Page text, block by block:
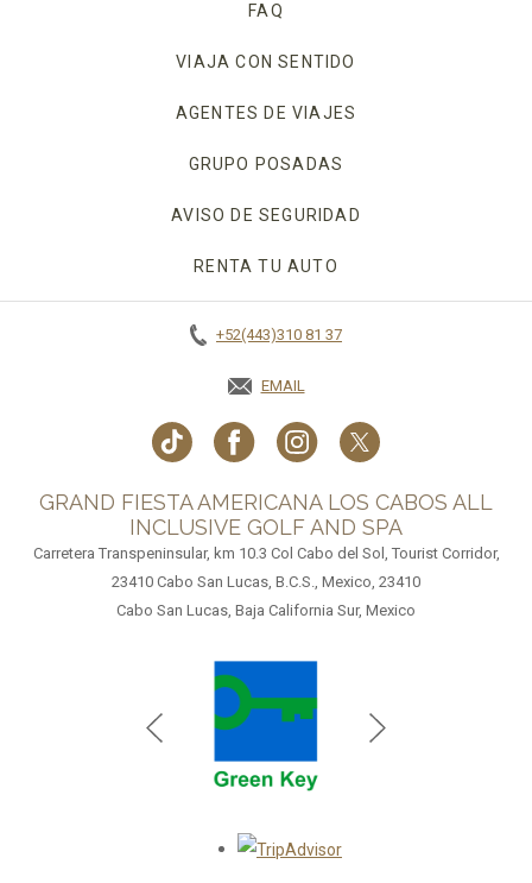
FAQ
VIAJA CON SENTIDO
AGENTES DE VIAJES
GRUPO POSADAS
AVISO DE SEGURIDAD
RENTA TU AUTO
+52(443)310 81 37
EMAIL
GRAND FIESTA AMERICANA LOS CABOS ALL
INCLUSIVE GOLF AND SPA
Carretera Transpeninsular, km 10.3 Col Cabo del Sol, Tourist Corridor,
23410 Cabo San Lucas, B.C.S., Mexico, 23410
Cabo San Lucas, Baja California Sur, Mexico